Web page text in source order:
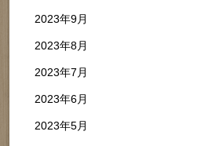
2023年9月
2023年8月
2023年7月
2023年6月
2023年5月